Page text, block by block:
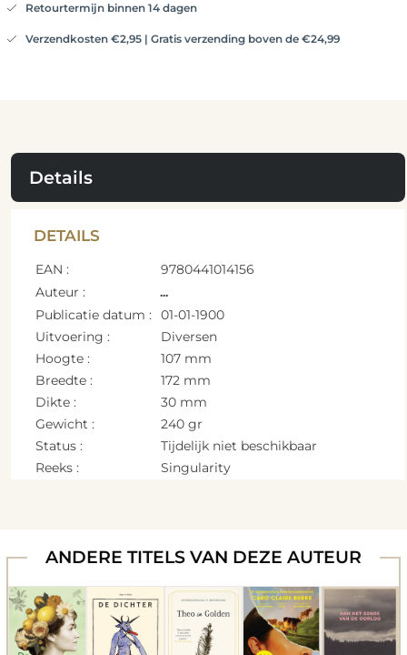
Retourtermijn binnen 14 dagen
Verzendkosten €2,95 | Gratis verzending boven de €24,99
Details
DETAILS
EAN :
9780441014156
Auteur :
...
Publicatie datum :
01-01-1900
Uitvoering :
Diversen
Hoogte :
107 mm
Breedte :
172 mm
Dikte :
30 mm
Gewicht :
240 gr
Status :
Tijdelijk niet beschikbaar
Reeks :
Singularity
ANDERE TITELS VAN DEZE AUTEUR